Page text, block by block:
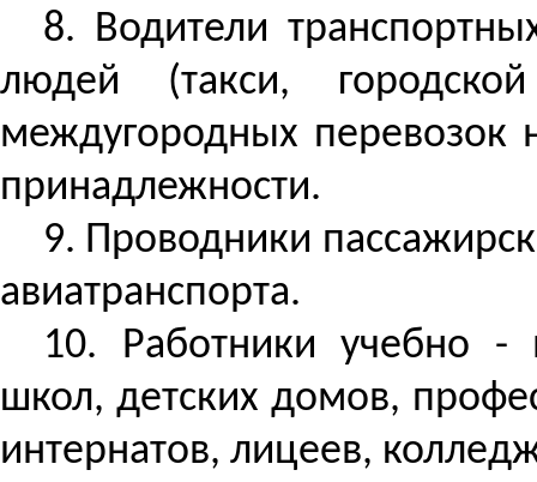
8. Водители
людей (такси,
междугородных перевозок
принадлежности.
9. Проводники
авиатранспорта.
10. Работники учебно -
школ, детских домов,
интернатов, лицеев,